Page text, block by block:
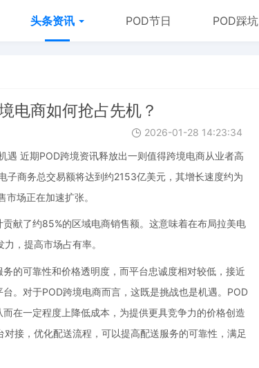
头条资讯 POD节日 POD踩坑
电商如何抢占先机？
2026-01-28 14:23:34
近期POD跨境资讯释放出一则值得跨境电商从业者高
子商务总交易额将达到约2153亿美元，其增长速度约为
场正在加速扩张。
献了约85%的区域电商销售额。这意味着在布局拉美电
，提高市场占有率。
的可靠性和价格透明度，而平台忠诚度相对较低，接近
。对于POD跨境电商而言，这既是挑战也是机遇。POD
在一定程度上降低成本，为提供更具竞争力的价格创造
接，优化配送流程，可以提高配送服务的可靠性，满足